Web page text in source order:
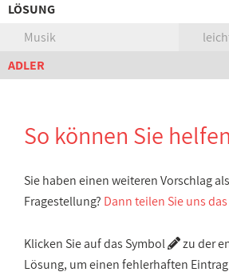
LÖSUNG
Musik
ADLER
So können Sie
Sie haben einen weiteren Vorschlag
Fragestellung? Dann teilen Sie uns
Klicken Sie auf das Symbol
zu der
Lösung, um einen fehlerhaften